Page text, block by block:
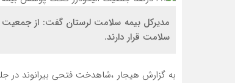
سلامت قرار دارند.
به گزارش هیجار ،شاهدخت فتحی بیرانوند در